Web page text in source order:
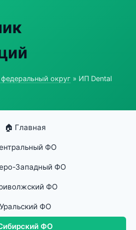
округ » ИП Dental
🏠 Главная
ФО
Западный ФО
ФО
Уральский ФО
ФО